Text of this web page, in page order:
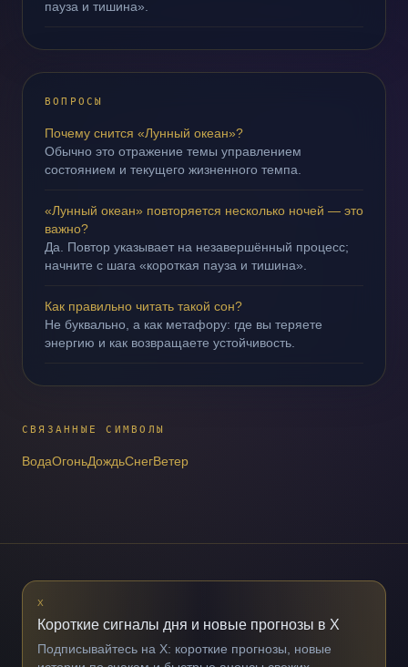
пауза и тишина».
ВОПРОСЫ
Почему снится «Лунный океан»?
Обычно это отражение темы управлением
состоянием и текущего жизненного темпа.
«Лунный океан» повторяется несколько ночей — это
важно?
Да. Повтор указывает на незавершённый процесс;
начните с шага «короткая пауза и тишина».
Как правильно читать такой сон?
Не буквально, а как метафору: где вы теряете
энергию и как возвращаете устойчивость.
СВЯЗАННЫЕ СИМВОЛЫ
ВодаОгоньДождьСнегВетер
X
Короткие сигналы дня и новые прогнозы в X
Подписывайтесь на X: короткие прогнозы, новые